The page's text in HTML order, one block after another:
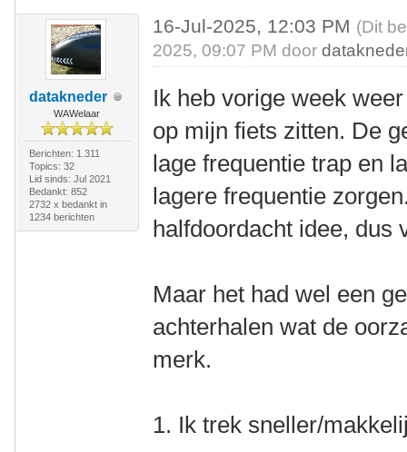
datakneder
WAWelaar
Berichten: 1.311
Topics: 32
Lid sinds: Jul 2021
Bedankt: 852
2732 x bedankt in
1234 berichten
16-Jul-2025, 12:03 PM (Dit
2025, 09:07 PM door
Ik heb vorige week
op mijn fiets zitten. De
lage frequentie trap en
lagere frequentie
halfdoordacht idee, dus
Maar het had wel een
achterhalen wat de
merk.
1. Ik trek sneller/